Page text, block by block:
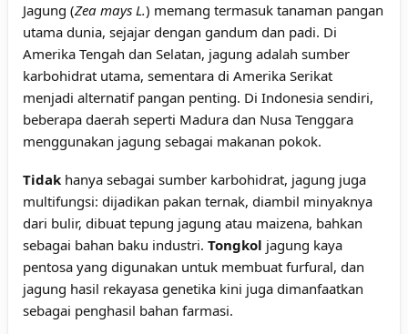
Jagung (Zea mays L.) memang termasuk tanaman pangan
utama dunia, sejajar dengan gandum dan padi. Di
Amerika Tengah dan Selatan, jagung adalah sumber
karbohidrat utama, sementara di Amerika Serikat
menjadi alternatif pangan penting. Di Indonesia sendiri,
beberapa daerah seperti Madura dan Nusa Tenggara
menggunakan jagung sebagai makanan pokok.
Tidak hanya sebagai sumber karbohidrat, jagung juga
multifungsi: dijadikan pakan ternak, diambil minyaknya
dari bulir, dibuat tepung jagung atau maizena, bahkan
sebagai bahan baku industri. Tongkol jagung kaya
pentosa yang digunakan untuk membuat furfural, dan
jagung hasil rekayasa genetika kini juga dimanfaatkan
sebagai penghasil bahan farmasi.